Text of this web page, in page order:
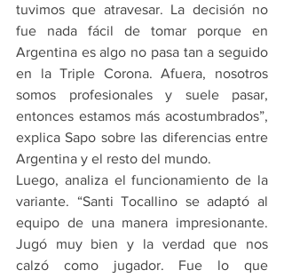
tuvimos que atravesar. La decisión no
fue nada fácil de tomar porque en
Argentina es algo no pasa tan a seguido
en la Triple Corona. Afuera, nosotros
somos profesionales y suele pasar,
entonces estamos más acostumbrados”,
explica Sapo sobre las diferencias entre
Argentina y el resto del mundo.
Luego, analiza el funcionamiento de la
variante. “Santi Tocallino se adaptó al
equipo de una manera impresionante.
Jugó muy bien y la verdad que nos
calzó como jugador. Fue lo que